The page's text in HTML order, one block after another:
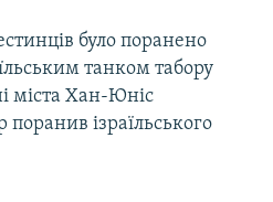
було поранено
танком табору
міста Хан-Юніс
ізраїльського